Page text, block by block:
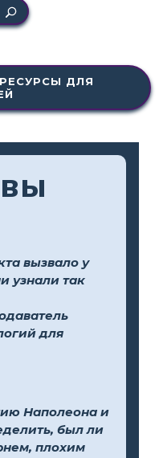
ДЛЯ
вызвало у
узнали так
для
Наполеона и
был ли
плохим